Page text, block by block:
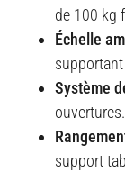
de 100 kg
Échelle
Système
ouvertures.
support